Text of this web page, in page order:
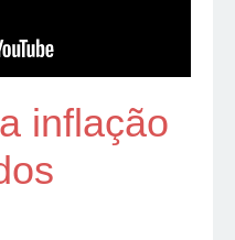
inflação